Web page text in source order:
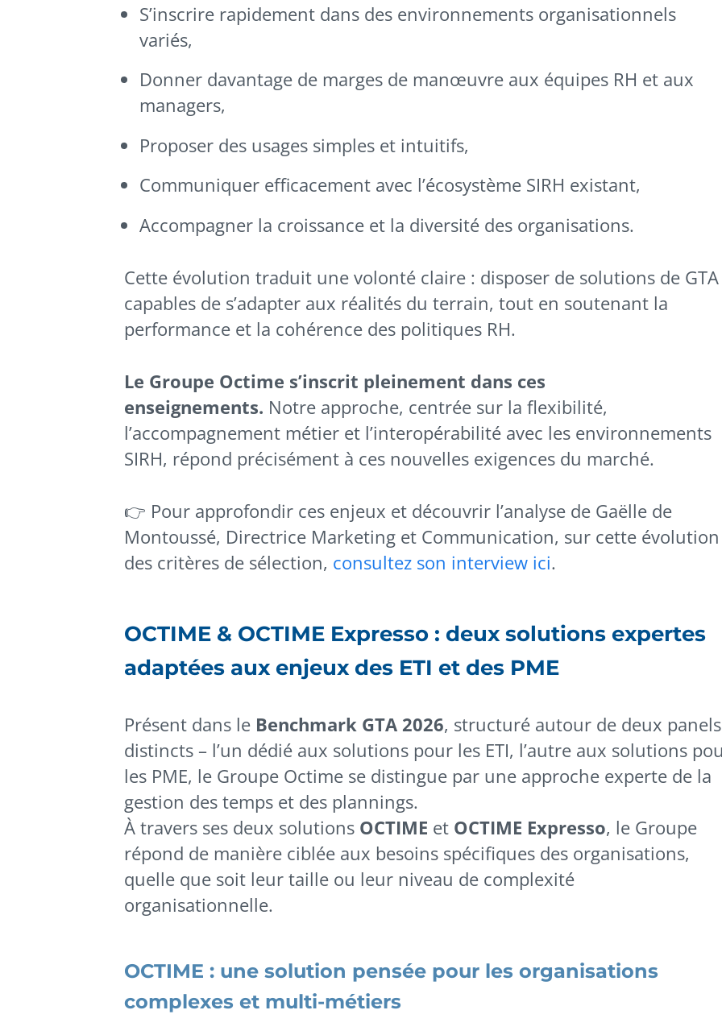
S’inscrire rapidement dans des environnements organisationnels
variés,
Donner davantage de marges de manœuvre aux équipes RH et aux
managers,
Proposer des usages simples et intuitifs,
Communiquer efficacement avec l’écosystème SIRH existant,
Accompagner la croissance et la diversité des organisations.
Cette évolution traduit une volonté claire : disposer de solutions de GTA
capables de s’adapter aux réalités du terrain, tout en soutenant la
performance et la cohérence des politiques RH.
Le Groupe Octime s’inscrit pleinement dans ces
enseignements. Notre approche, centrée sur la flexibilité,
l’accompagnement métier et l’interopérabilité avec les environnements
SIRH, répond précisément à ces nouvelles exigences du marché.
👉 Pour approfondir ces enjeux et découvrir l’analyse de Gaëlle de
Montoussé, Directrice Marketing et Communication, sur cette évolution
des critères de sélection, consultez son interview ici.
OCTIME & OCTIME Expresso : deux solutions expertes
adaptées aux enjeux des ETI et des PME
Présent dans le Benchmark GTA 2026, structuré autour de deux panels
distincts – l’un dédié aux solutions pour les ETI, l’autre aux solutions
les PME, le Groupe Octime se distingue par une approche experte de la
gestion des temps et des plannings.
À travers ses deux solutions OCTIME et OCTIME Expresso, le Groupe
répond de manière ciblée aux besoins spécifiques des organisations,
quelle que soit leur taille ou leur niveau de complexité
organisationnelle.
OCTIME : une solution pensée pour les organisations
complexes et multi-métiers